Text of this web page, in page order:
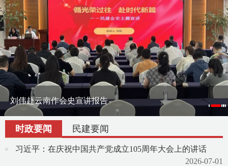
刘伟率课题组赴宁夏调研地方组织会员发展
渝滇民建书画院在昆明举办交流笔会
刘伟赴云南作会史宣讲报告
时政要闻 民建要闻
习近平：在庆祝中国共产党成立105周年大会上的讲话
2026-07-01